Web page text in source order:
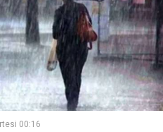
00:16